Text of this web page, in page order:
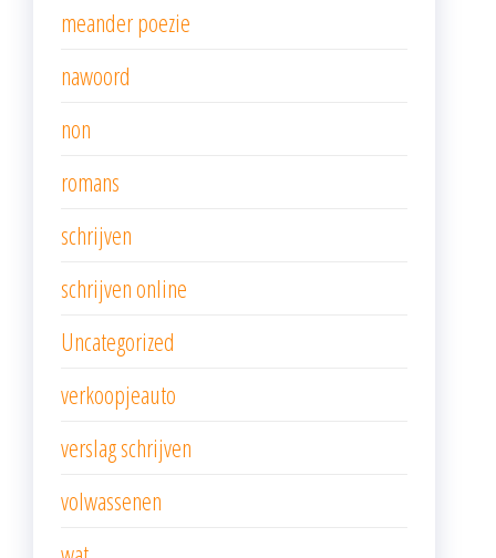
meander poezie
nawoord
non
romans
schrijven
schrijven online
Uncategorized
verkoopjeauto
verslag schrijven
volwassenen